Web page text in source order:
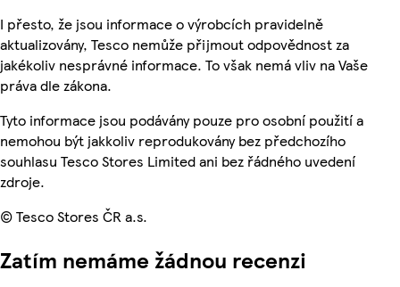
I přesto, že jsou informace o výrobcích pravidelně
aktualizovány, Tesco nemůže přijmout odpovědnost za
jakékoliv nesprávné informace. To však nemá vliv na Vaše
práva dle zákona.
Tyto informace jsou podávány pouze pro osobní použití a
nemohou být jakkoliv reprodukovány bez předchozího
souhlasu Tesco Stores Limited ani bez řádného uvedení
zdroje.
© Tesco Stores ČR a.s.
Zatím nemáme žádnou recenzi